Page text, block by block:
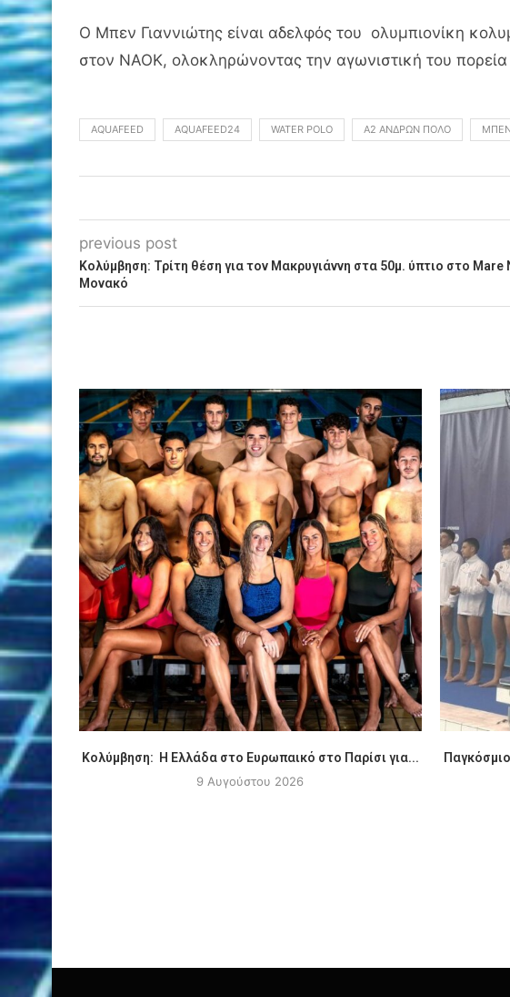
Ο Μπεν Γιαννιώτης είναι αδελφός του ολυμπιονίκη
στον ΝΑΟΚ, ολοκληρώνοντας την αγωνιστική του
AQUAFEED AQUAFEED24 WATER POLO Α2 ΑΝΔΡΏΝ ΠΌΛΟ ΜΠΕΝ
previous post
Κολύμβηση: Τρίτη θέση για τον Μακρυγιάννη στα 50μ. ύπτιο στο
Μονακό
Κολύμβηση: Η Ελλάδα στο Ευρωπαικό στο Παρίσι για...
9 Αυγούστου 2026